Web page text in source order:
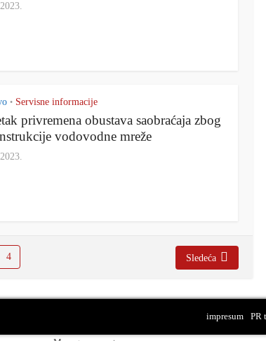
• Servisne informacije
privremena obustava saobraćaja zbog
vodovodne mreže
4 Sledeća
impresum PR